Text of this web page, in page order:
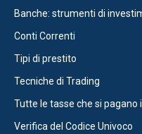
Banche: strumenti di
Conti Correnti
Tipi di prestito
Tecniche di Trading
Tutte le tasse che si pagano
Verifica del Codice Univoco